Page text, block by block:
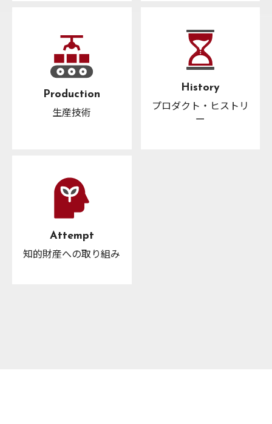
Production
生産技術
History
プロダクト・ヒストリ
ー
Attempt
知的財産への取り組み